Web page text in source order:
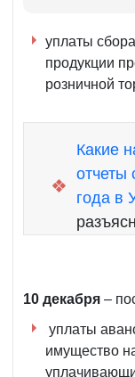
уплаты
продукции
розничной
❖
Какие
отчеты
года в
10 декабря –
уплаты
имущество